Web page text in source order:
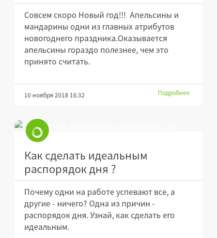
Совсем скоро Новый год!!! Апельсины и
мандарины одни из главных атрибутов
новогоднего праздника.Оказывается
апельсины гораздо полезнее, чем это
принято считать.
10 ноября 2018 16:32 Подробнее
Как сделать идеальным
распорядок дня ?
Почему одни на работе успевают все, а
другие - ничего? Одна из причин -
распорядок дня. Узнай, как сделать его
идеальным.